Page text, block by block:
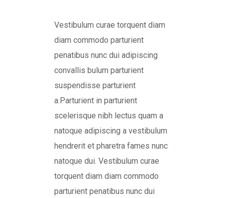
Vestibulum curae torquent diam
diam commodo parturient
penatibus nunc dui adipiscing
convallis bulum parturient
suspendisse parturient
a.Parturient in parturient
scelerisque nibh lectus quam a
natoque adipiscing a vestibulum
hendrerit et pharetra fames nunc
natoque dui. Vestibulum curae
torquent diam diam commodo
parturient penatibus nunc dui